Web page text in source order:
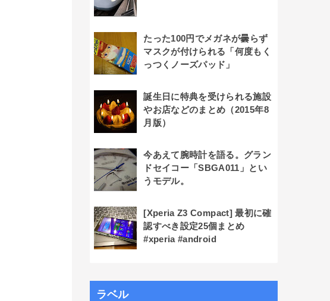
たった100円でメガネが曇らず
マスクが付けられる「何度もく
っつくノーズパッド」
誕生日に特典を受けられる施設
やお店などのまとめ（2015年8
月版）
今あえて腕時計を語る。グラン
ドセイコー「SBGA011」とい
うモデル。
[Xperia Z3 Compact] 最初に確
認すべき設定25個まとめ
#xperia #android
ラベル